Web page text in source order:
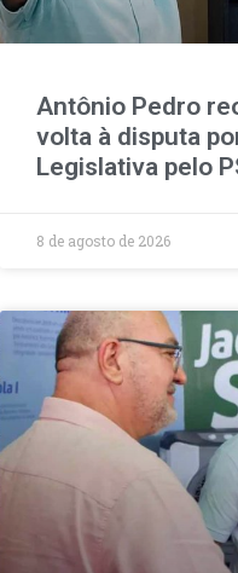
Antônio Pedro
volta à disputa
Legislativa pelo
8 de agosto de 2026